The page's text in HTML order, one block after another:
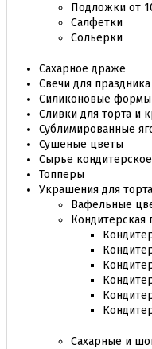
Подложки от
Салфетки
Сольерки
Сахарное драже
Свечи для праздника
Силиконовые формы
Сливки для торта и
Сублимированные
Сушеные цветы
Сырье кондитерское
Топперы
Украшения для торта
Вафельные
Кондитерская
Сахарные и